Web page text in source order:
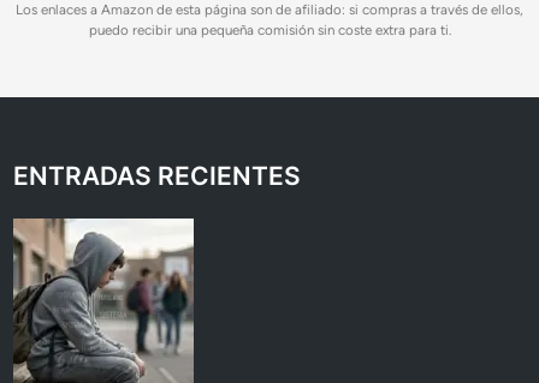
Los enlaces a Amazon de esta página son de afiliado: si compras a través de ellos,
puedo recibir una pequeña comisión sin coste extra para ti.
ENTRADAS RECIENTES